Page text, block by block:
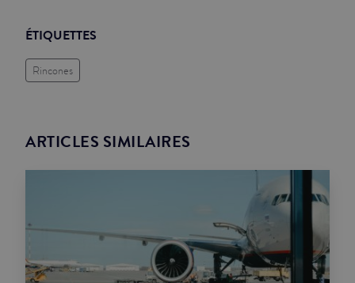
ÉTIQUETTES
Rincones
ARTICLES SIMILAIRES